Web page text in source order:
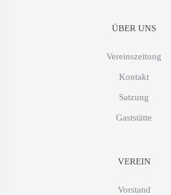
ÜBER UNS
Vereinszeitung
Kontakt
Satzung
Gaststätte
VEREIN
Vorstand